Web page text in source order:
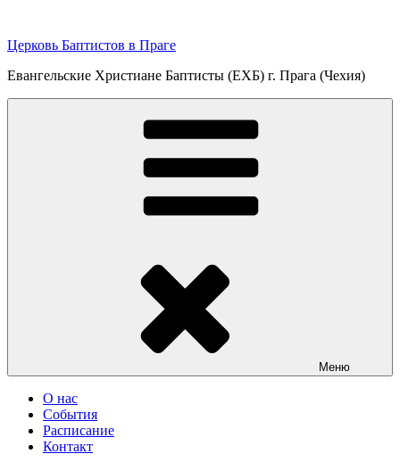
содержимому
Церковь Баптистов в Праге
Евангельские Христиане Баптисты (ЕХБ) г. Прага (Чехия)
Меню
О нас
События
Расписание
Контакт